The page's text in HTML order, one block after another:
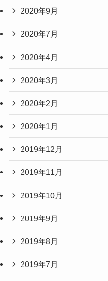
2020年9月
2020年7月
2020年4月
2020年3月
2020年2月
2020年1月
2019年12月
2019年11月
2019年10月
2019年9月
2019年8月
2019年7月